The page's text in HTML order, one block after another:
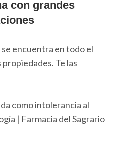
con grandes
se encuentra en todo el
Te las